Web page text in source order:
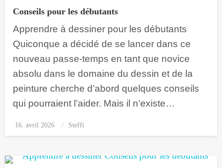
Conseils pour les débutants
Apprendre à dessiner pour les débutants
Quiconque a décidé de se lancer dans ce
nouveau passe-temps en tant que novice
absolu dans le domaine du dessin et de la
peinture cherche d’abord quelques conseils
qui pourraient l’aider. Mais il n’existe…
Posted
on
16. avril 2026 Steffi